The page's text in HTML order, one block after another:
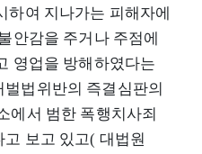
하여 지나가는 피해자에
안감을 주거나 주점에
영업을 방해하였다는
법위반의 즉결심판의
에서 범한 폭행치사죄
보고 있고( 대법원